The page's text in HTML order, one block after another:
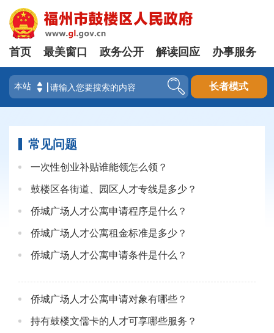
登录
首页 最美窗口 政务公开 解读回应 办事服务
长者模式
常见问题
一次性创业补贴谁能领怎么领？
鼓楼区各街道、园区人才专线是多少？
侨城广场人才公寓申请程序是什么？
侨城广场人才公寓租金标准是多少？
侨城广场人才公寓申请条件是什么？
侨城广场人才公寓申请对象有哪些？
持有鼓楼文儒卡的人才可享哪些服务？